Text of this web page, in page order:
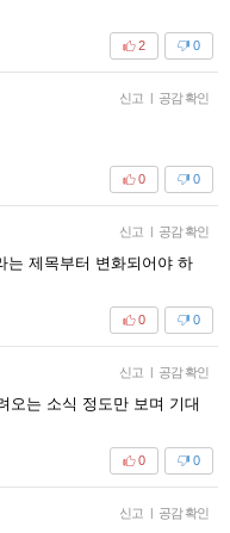
0
2
신고 | 공감 확인
0
0
신고 | 공감 확인
는 제목부터 변화되어야 하
0
0
신고 | 공감 확인
오는 소식 정도만 보며 기대
0
0
신고 | 공감 확인